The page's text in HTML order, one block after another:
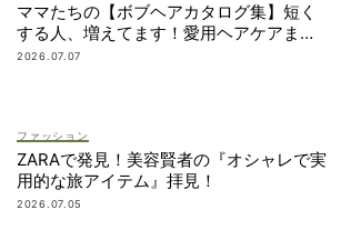
ママたちの【ボブヘアカタログ集】短く
する人、増えてます！愛用ヘアケアまで
全部見せ
2026.07.07
ファッション
ZARAで発見！美容賢者の『オシャレで実
用的な旅アイテム』拝見！
2026.07.05